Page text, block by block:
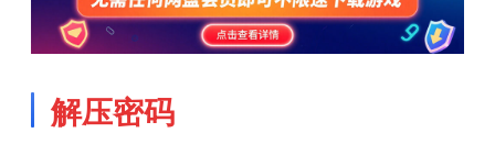
解压密码